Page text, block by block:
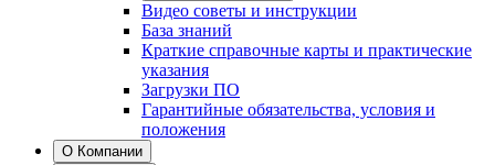
Видео советы и инструкции
База знаний
Краткие справочные карты и практические
указания
Загрузки ПО
Гарантийные обязательства, условия и
положения
О Компании